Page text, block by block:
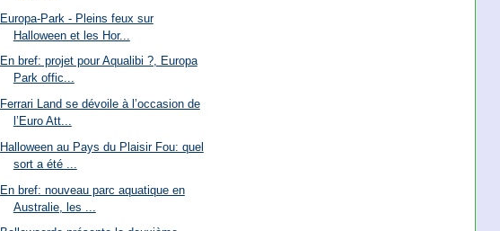
Europa-Park - Pleins feux sur
Halloween et les Hor...
En bref: projet pour Aqualibi ?, Europa
Park offic...
Ferrari Land se dévoile à l’occasion de
l’Euro Att...
Halloween au Pays du Plaisir Fou: quel
sort a été ...
En bref: nouveau parc aquatique en
Australie, les ...